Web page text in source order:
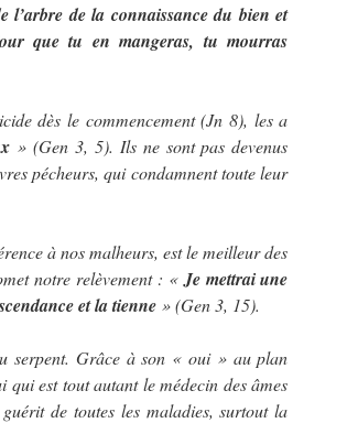
l’arbre de la connaissance du bien et
que tu en mangeras, tu mourras
dès le commencement (Jn 8), les a
» (Gen 3, 5). Ils ne sont pas devenus
pécheurs, qui condamnent toute leur
à nos malheurs, est le meilleur des
notre relèvement : « Je mettrai une
et la tienne » (Gen 3, 15).
serpent. Grâce à son « oui » au plan
est tout autant le médecin des âmes
de toutes les maladies, surtout la